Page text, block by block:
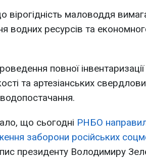
маловоддя
водних ресурсів та
повної
та артезіанських
що сьогодні РНБО
заборони російських
президенту Володимиру